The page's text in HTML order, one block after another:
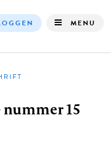
MENU
15